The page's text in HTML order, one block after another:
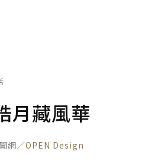
月藏風華
網／OPEN Design